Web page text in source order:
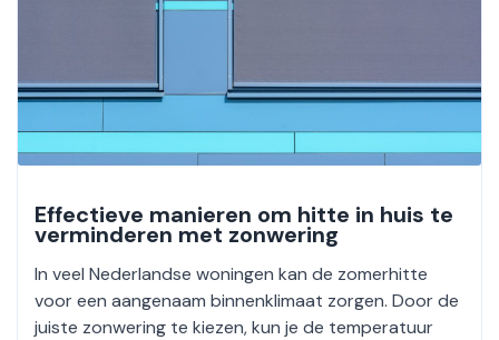
Effectieve manieren om hitte in huis te
verminderen met zonwering
In veel Nederlandse woningen kan de zomerhitte
voor een aangenaam binnenklimaat zorgen. Door de
juiste zonwering te kiezen, kun je de temperatuur